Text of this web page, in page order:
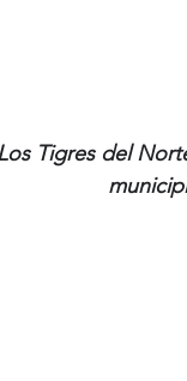
Tigres del